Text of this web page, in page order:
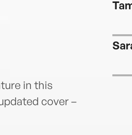
in this
cover –